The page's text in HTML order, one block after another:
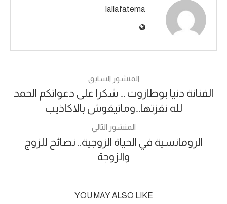
lallafatema
المنشور السابق
الفنانة دنيا بوطازوت … شكرا على دعواتكم الحمد
لله نقزتها…وماتيقوش بالاكاذيب
المنشور التالي
الرومانسية في الحياة الزوجية.. نصائح للزوج
والزوجة
YOU MAY ALSO LIKE